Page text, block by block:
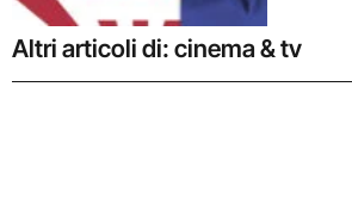
Altri articoli di: cinema & tv